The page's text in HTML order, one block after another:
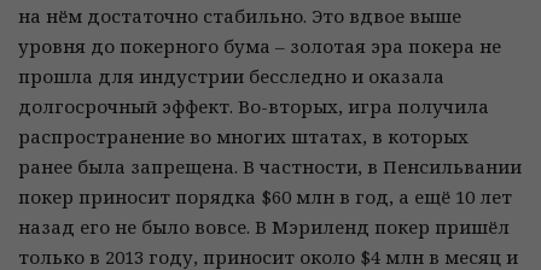
на нём достаточно стабильно. Это вдвое выше
уровня до покерного бума – золотая эра покера не
прошла для индустрии бесследно и оказала
долгосрочный эффект. Во-вторых, игра получила
распространение во многих штатах, в которых
ранее была запрещена. В частности, в Пенсильвании
покер приносит порядка $60 млн в год, а ещё 10 лет
назад его не было вовсе. В Мэриленд покер пришёл
только в 2013 году, приносит около $4 млн в месяц и